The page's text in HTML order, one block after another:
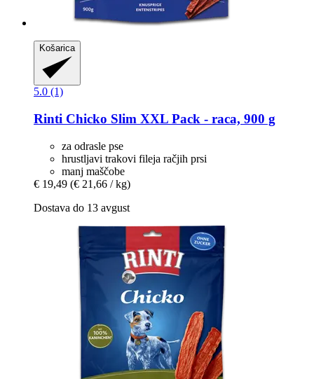
Košarica
5.0 (1)
Rinti Chicko Slim XXL Pack -​ raca, 900 g
za odrasle pse
hrustljavi trakovi fileja račjih prsi
manj maščobe
€ 19,49 (€ 21,66 / kg)
Dostava do 13 avgust